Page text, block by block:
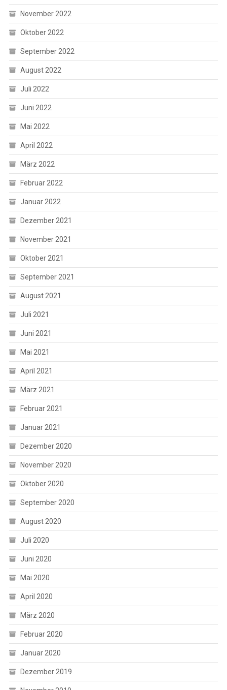
November 2022
Oktober 2022
September 2022
August 2022
Juli 2022
Juni 2022
Mai 2022
April 2022
März 2022
Februar 2022
Januar 2022
Dezember 2021
November 2021
Oktober 2021
September 2021
August 2021
Juli 2021
Juni 2021
Mai 2021
April 2021
März 2021
Februar 2021
Januar 2021
Dezember 2020
November 2020
Oktober 2020
September 2020
August 2020
Juli 2020
Juni 2020
Mai 2020
April 2020
März 2020
Februar 2020
Januar 2020
Dezember 2019